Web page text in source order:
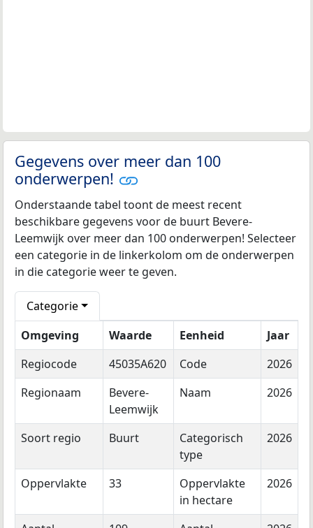
Gegevens over meer dan 100
onderwerpen!
Onderstaande tabel toont de meest recent
beschikbare gegevens voor de buurt Bevere-
Leemwijk over meer dan 100 onderwerpen! Selecteer
een categorie in de linkerkolom om de onderwerpen
in die categorie weer te geven.
Categorie
Omgeving
Waarde Eenheid
Jaar
Regiocode
45035A620 Code
2026
Regionaam
Bevere-
Leemwijk
Naam 2026
Soort regio Buurt
Categorisch
type
2026
Oppervlakte 33
Oppervlakte
in hectare
2026